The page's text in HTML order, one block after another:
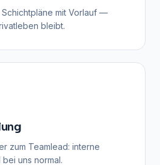
Schichtpläne mit Vorlauf —
bleibt.
zum Teamlead: interne
uns normal.